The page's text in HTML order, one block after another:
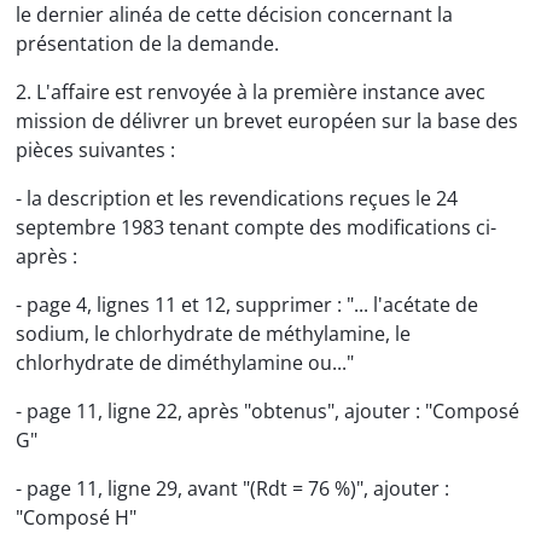
le dernier alinéa de cette décision concernant la
présentation de la demande.
2. L'affaire est renvoyée à la première instance avec
mission de délivrer un brevet européen sur la base des
pièces suivantes :
- la description et les revendications reçues le 24
septembre 1983 tenant compte des modifications ci-
après :
- page 4, lignes 11 et 12, supprimer : "... l'acétate de
sodium, le chlorhydrate de méthylamine, le
chlorhydrate de diméthylamine ou..."
- page 11, ligne 22, après "obtenus", ajouter : "Composé
G"
- page 11, ligne 29, avant "(Rdt = 76 %)", ajouter :
"Composé H"